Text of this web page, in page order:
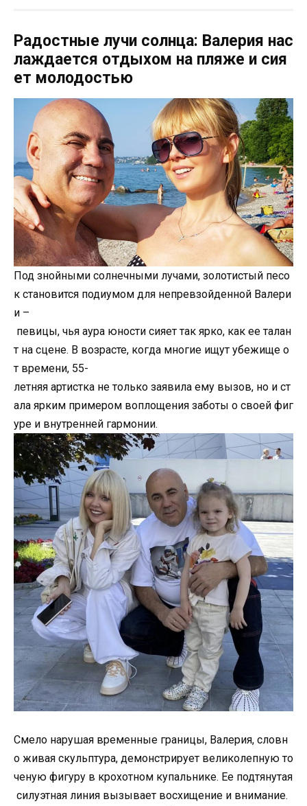
Радостные лучи солнца: Валерия нас
лаждается отдыхом на пляже и сия
ет молодостью
Под знойными солнечными лучами, золотистый песо
к становится подиумом для непревзойденной Валери
и –
певицы, чья аурa юности сияет так ярко, как ее талан
т на сцене. В возрасте, когда многие ищут убежище о
т времени, 55-
летняя артистка не только заявила ему вызов, но и ст
ала ярким примером воплощения заботы о своей фиг
уре и внутренней гармонии.
Смело нарушая временные границы, Валерия, словн
о живая скульптура, демонстрирует великолепную то
ченую фигуру в крохотном купальнике. Ее подтянутая
силуэтная линия вызывает восхищение и внимание.